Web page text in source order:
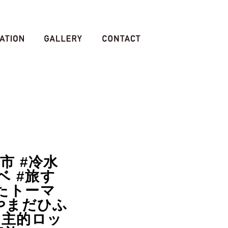
#冷水
#旅す
トーマ
まだひふ
的ロッ